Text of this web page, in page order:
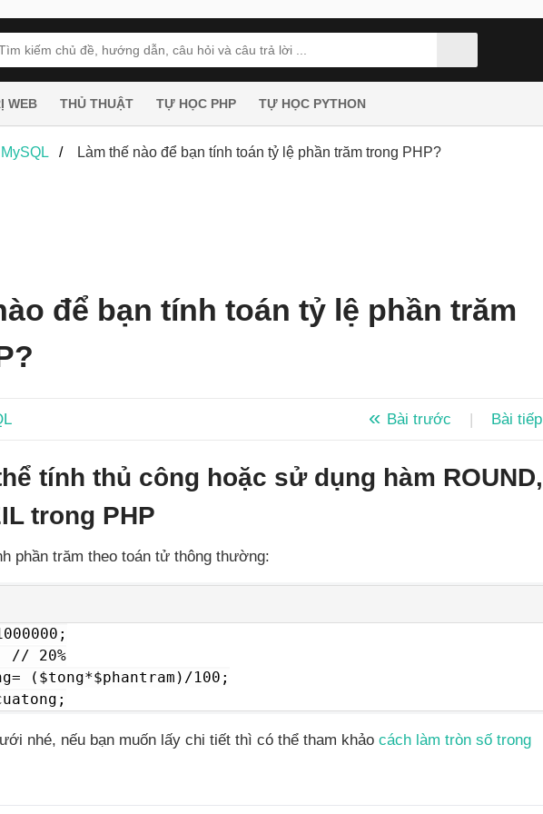
WEB THỦ THUẬT TỰ HỌC PHP TỰ HỌC PYTHON
Làm thế nào để bạn tính toán tỷ lệ phần trăm trong PHP?
để bạn tính toán tỷ lệ phần trăm
Bài trước | Bài tiếp
tính thủ công hoặc sử dụng hàm ROUND,
trong PHP
phần trăm theo toán tử thông thường:
// 20%
($tong*$phantram)/100;
nhé, nếu bạn muốn lấy chi tiết thì có thể tham khảo cách làm tròn số trong